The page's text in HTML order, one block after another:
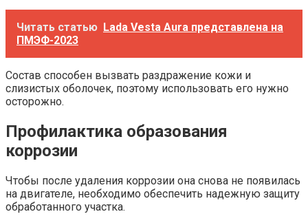
Читать статью Lada Vesta Aura представлена на
ПМЭФ-2023
Состав способен вызвать раздражение кожи и
слизистых оболочек, поэтому использовать его нужно
осторожно.
Профилактика образования
коррозии
Чтобы после удаления коррозии она снова не появилась
на двигателе, необходимо обеспечить надежную защиту
обработанного участка.